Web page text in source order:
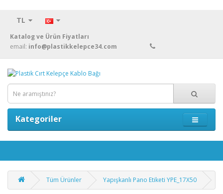
TL
Katalog ve Ürün Fiyatları
email: info@plastikkelepce34.com
Kategoriler
Tüm Ürünler Yapışkanlı Pano Etiketi YPE_17X50